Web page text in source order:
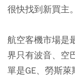
很快找到新買主。
航空客機市場是
界只有波音、空
單是GE、勞斯